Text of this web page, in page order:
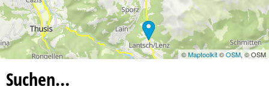
©Maptoolkit©OSM, © OSM
Suchen…